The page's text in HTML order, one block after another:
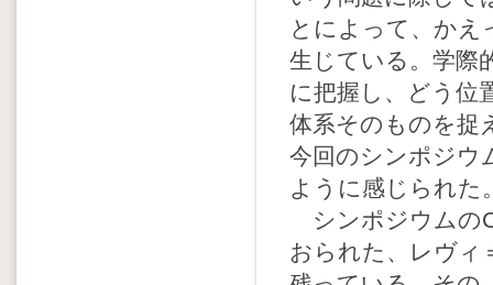
とによって、かえ
生じている。学際
に把握し、どう位
体系そのものを捉
今回のシンポジウ
ように感じられた
シンポジウムの
おられた、レヴィ